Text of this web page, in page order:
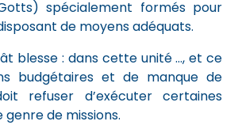
spécialement formés pour
de moyens adéquats.
blesse : dans cette unité …, et ce
budgétaires et de manque de
refuser d’exécuter certaines
de missions.